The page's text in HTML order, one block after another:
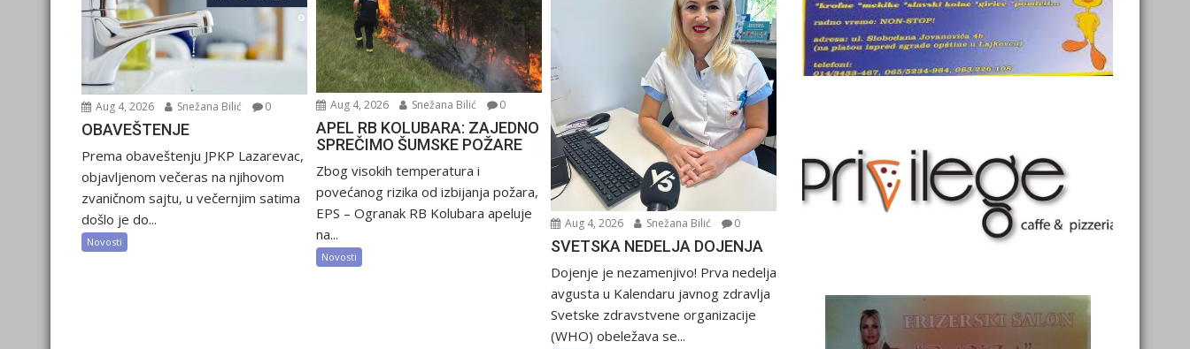
Aug 4, 2026 Snežana Bilić 0
OBAVEŠTENJE
Prema obaveštenju JPKP Lazarevac,
objavljenom večeras na njihovom
zvaničnom sajtu, u večernjim satima
došlo je do...
Novosti
Aug 4, 2026 Snežana Bilić 0
APEL RB KOLUBARA: ZAJEDNO
SPREČIMO ŠUMSKE POŽARE
Zbog visokih temperatura i
povećanog rizika od izbijanja požara,
EPS – Ogranak RB Kolubara apeluje
na...
Novosti
Aug 4, 2026 Snežana Bilić 0
SVETSKA NEDELJA DOJENJA
Dojenje je nezamenjivo! Prva nedelja
avgusta u Kalendaru javnog zdravlja
Svetske zdravstvene organizacije
(WHO) obeležava se...